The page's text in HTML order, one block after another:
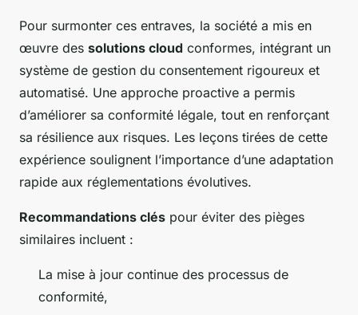
Pour surmonter ces entraves, la société a mis en
œuvre des solutions cloud conformes, intégrant un
système de gestion du consentement rigoureux et
automatisé. Une approche proactive a permis
d’améliorer sa conformité légale, tout en renforçant
sa résilience aux risques. Les leçons tirées de cette
expérience soulignent l’importance d’une adaptation
rapide aux réglementations évolutives.
Recommandations clés pour éviter des pièges
similaires incluent :
La mise à jour continue des processus de
conformité,